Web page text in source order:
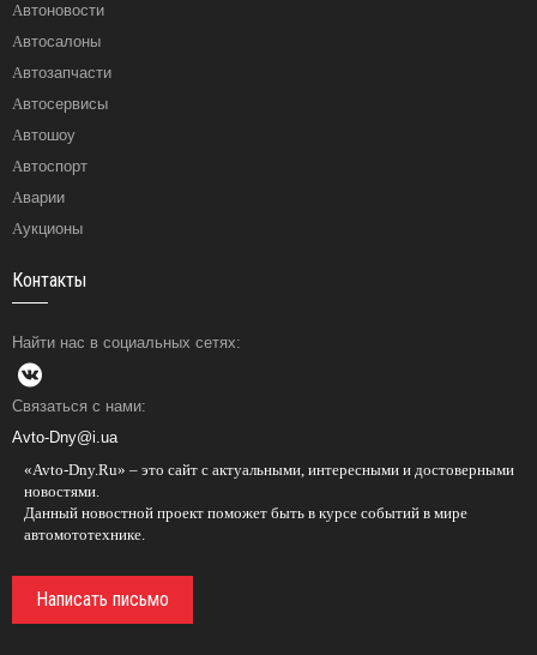
Автоновости
Автосалоны
Автозапчасти
Автосервисы
Автошоу
Автоспорт
Аварии
Аукционы
Контакты
Найти нас в социальных сетях:
Связаться с нами:
Avto-Dny@i.ua
«Avto-Dny.Ru» – это сайт с актуальными, интересными и достоверными
новостями.
Данный новостной проект поможет быть в курсе событий в мире
автомототехнике.
Написать письмо